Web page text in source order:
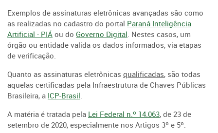
Exemplos de assinaturas eletrônicas avançadas são como
as realizadas no cadastro do portal Paraná Inteligência
Artificial - PIÁ ou do Governo Digital. Nestes casos, um
órgão ou entidade valida os dados informados, via etapas
de verificação.
Quanto as assinaturas eletrônicas qualificadas, são todas
aquelas certificadas pela Infraestrutura de Chaves Públicas
Brasileira, a ICP-Brasil.
A matéria é tratada pela Lei Federal n.º 14.063, de 23 de
setembro de 2020, especialmente nos Artigos 3º e 5º.